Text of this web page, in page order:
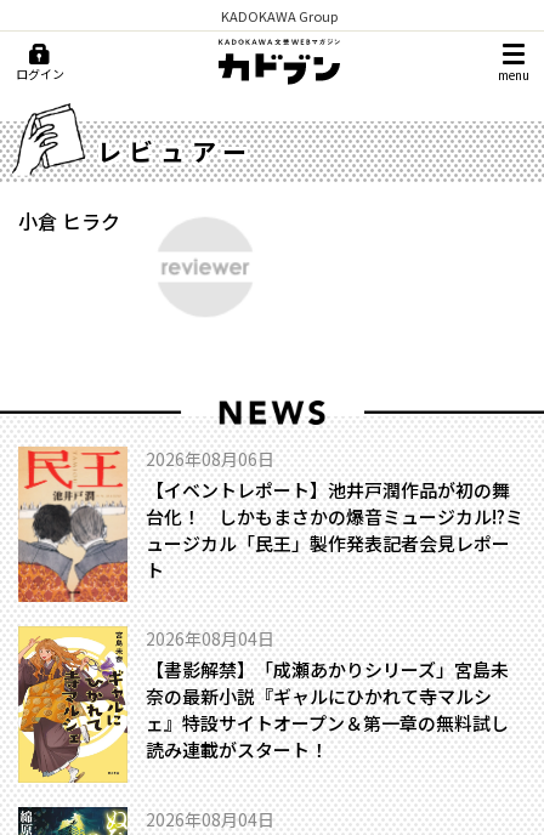
KADOKAWA Group
ログイン menu
レビュアー
小倉 ヒラク
2026年08月06日
【イベントレポート】池井戸潤作品が初の舞
台化！ しかもまさかの爆音ミュージカル!?――ミ
ュージカル「民王」製作発表記者会見レポー
ト
2026年08月04日
【書影解禁】「成瀬あかりシリーズ」宮島未
奈の最新小説『ギャルにひかれて寺マルシ
ェ』特設サイトオープン＆第一章の無料試し
読み連載がスタート！
2026年08月04日